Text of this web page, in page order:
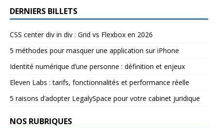
DERNIERS BILLETS
CSS center div in div : Grid vs Flexbox en 2026
5 méthodes pour masquer une application sur iPhone
Identité numérique d’une personne : définition et enjeux
Eleven Labs : tarifs, fonctionnalités et performance réelle
5 raisons d’adopter LegalySpace pour votre cabinet juridique
NOS RUBRIQUES